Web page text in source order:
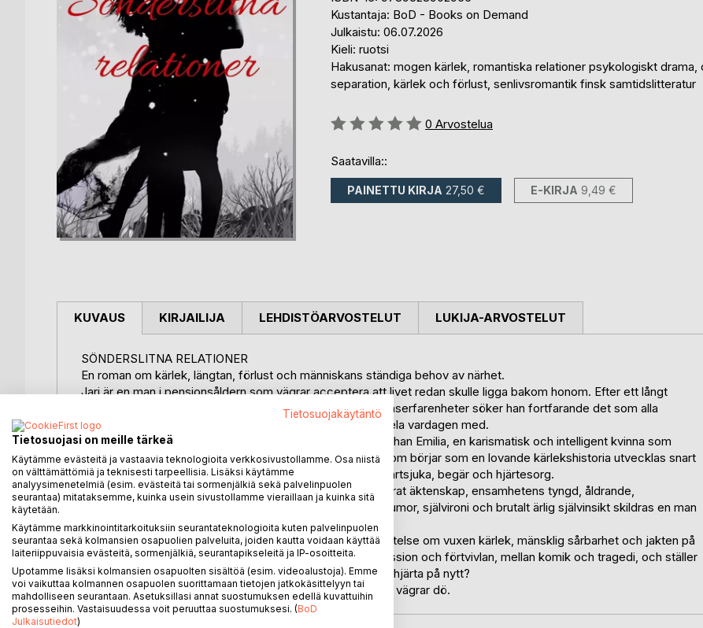
Kustantaja: BoD - Books on Demand
Julkaistu: 06.07.2026
Kieli: ruotsi
Hakusanat: mogen kärlek, romantiska relationer psykologiskt drama,
separation, kärlek och förlust, senlivsromantik finsk samtidslitteratur
Arvostelu::
0 Arvostelua
Saatavilla::
PAINETTU KIRJA 27,50 € E-KIRJA 9,49 €
KUVAUS
SÖNDERSLITNA RELATIONER
En roman om kärlek, längtan, förlust och människans ständiga behov av närhet.
Jari är en man i pensionsåldern som vägrar acceptera att livet redan skulle ligga bakom honom. Efter ett långt
äktenskap, en skilsmässa och en rad smärtsamma relationserfarenheter söker han fortfarande det som alla
människor längtar efter kärlek, förståelse och någon att dela vardagen med.
När Jari kastar sig in i den moderna dejtingsvärlden möter han Emilia, en karismatisk och intelligent kvinna som
väcker känslor han trodde hade försvunnit för alltid. Det som börjar som en lovande kärlekshistoria utvecklas snart
till en passionerad och komplicerad resa genom hopp, svartsjuka, begär och hjärtesorg.
Samtidigt tvingas Jari konfrontera sitt förflutna: ett havererat äktenskap, ensamhetens tyngd, åldrande,
familjerelationer och de val som format hans liv. Genom humor, självironi och brutalt ärlig självinsikt skildras en man
som vägrar ge upp drömmen om att bli älskad.
Sönderslitna relationer är en stark och känslomässig berättelse om vuxen kärlek, mänsklig sårbarhet och jakten på
mening i livets senare skeden. Romanen rör sig mellan passion och förtvivlan, mellan komik och tragedi, och ställer
den eviga frågan, hur många gånger vågar man öppna sitt hjärta på nytt?
En gripande roman om kärlekens pris och om hoppet som vägrar dö.
KIRJAILIJA LEHDISTÖARVOSTELUT LUKIJA-ARVOSTELUT
Tietosuojakäytäntö
Tietosuojasi on meille tärkeä
Käytämme evästeitä ja vastaavia teknologioita verkkosivustollamme. Osa niistä
on välttämättömiä ja teknisesti tarpeellisia. Lisäksi käytämme
analyysimenetelmiä (esim. evästeitä tai sormenjälkiä sekä palvelinpuolen
seurantaa) mitataksemme, kuinka usein sivustollamme vieraillaan ja kuinka sitä
käytetään.
Käytämme markkinointitarkoituksiin seurantateknologioita kuten palvelinpuolen
seurantaa sekä kolmansien osapuolien palveluita, joiden kautta voidaan käyttää
laiteriippuvaisia evästeitä, sormenjälkiä, seurantapikseleitä ja IP-osoitteita.
Upotamme lisäksi kolmansien osapuolten sisältöä (esim. videoalustoja). Emme
voi vaikuttaa kolmannen osapuolen suorittamaan tietojen jatkokäsittelyyn tai
mahdolliseen seurantaan. Asetuksillasi annat suostumuksen edellä kuvattuihin
prosesseihin. Vastaisuudessa voit peruuttaa suostumuksesi. (BoD
Julkaisutiedot)